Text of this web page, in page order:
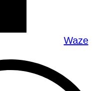
Waze